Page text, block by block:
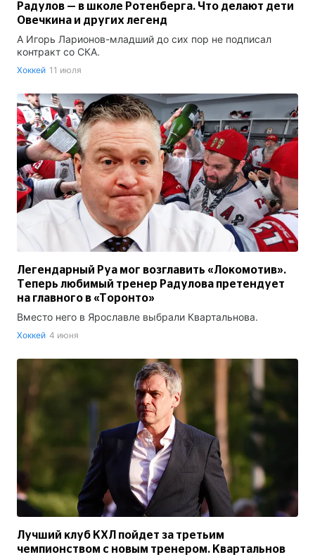
Радулов — в школе Ротенберга. Что делают дети
Овечкина и других легенд
А Игорь Ларионов-младший до сих пор не подписал
контракт со СКА.
Хоккей 11 июля
Легендарный Руа мог возглавить «Локомотив».
Теперь любимый тренер Радулова претендует
на главного в «Торонто»
Вместо него в Ярославле выбрали Квартальнова.
Хоккей 4 июня
Лучший клуб КХЛ пойдет за третьим
чемпионством с новым тренером. Квартальнов